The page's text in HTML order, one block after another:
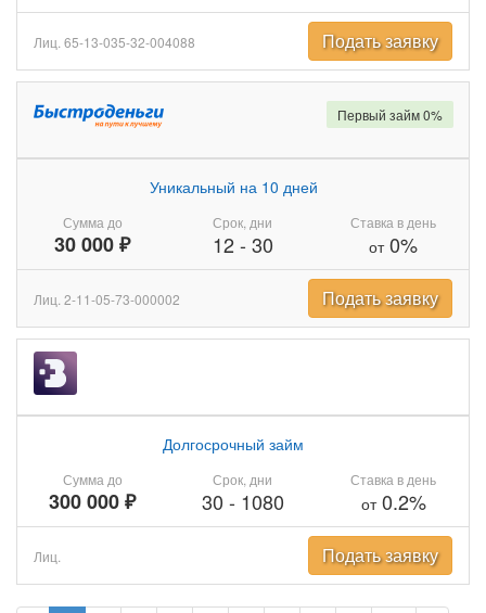
Лиц. 65-13-035-32-004088 Подать заявку
Сумма до
30 000 ₽
Уникальный на 10 дней
Срок, дни
12- 30
Ставка в день
от0%
Первый займ 0%
Лиц. 2-11-05-73-000002 Подать заявку
Сумма до
300 000 ₽
Долгосрочный займ
Срок, дни
30 - 1080
Ставка в день
от0.2%
Лиц. Подать заявку